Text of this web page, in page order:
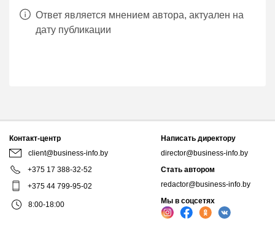
Ответ является мнением автора, актуален на
дату публикации
Контакт-центр
client@business-info.by
+375 17 388-32-52
+375 44 799-95-02
8:00-18:00
Написать директору
director@business-info.by
Стать автором
redactor@business-info.by
Мы в соцсетях